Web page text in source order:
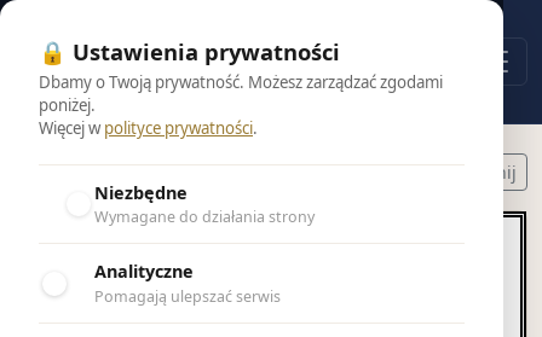
Powrót do wyników Drukuj nekrolog Udostępnij
🔒 Ustawienia prywatności
Dbamy o Twoją prywatność. Możesz zarządzać zgodami
poniżej.
Więcej wpolityce prywatności.
Niezbędne
Wymagane do działania strony
Analityczne
Pomagają ulepszać serwis